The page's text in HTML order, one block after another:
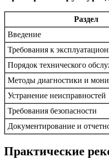
Раздел
Введение
Требования к
Порядок технического
Методы диагностики и
Устранение неисправностей
Требования безопасности
Документирование и
Практические